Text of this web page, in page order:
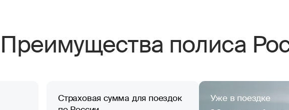
Преимущества полиса
Страховая сумма для поездок
Уже в поездке